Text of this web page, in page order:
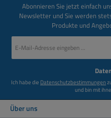
Abonnieren Sie jetzt einfach
Newsletter und Sie werden
Produkte und
Mail-
Ich habe die Datenschutzbestimmungen
und bin mit
Über uns